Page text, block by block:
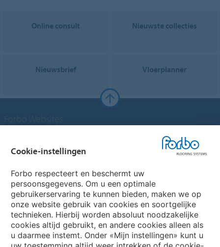
Online consult Nieuwste collecties
Nieuwsbrief Vloerplanner
Forbo Flooring Systems
Forbo Movement Systems
Kies een land
Cookie-instellingen
Forbo respecteert en beschermt uw
persoonsgegevens. Om u een optimale
gebruikerservaring te kunnen bieden, maken we op
onze website gebruik van cookies en soortgelijke
technieken. Hierbij worden absoluut noodzakelijke
cookies altijd gebruikt, en andere cookies alleen als
u daarmee instemt. Onder «Mijn instellingen» kunt u